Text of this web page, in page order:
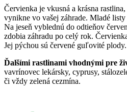
Červienka je vkusná a krásna
vynikne vo vašej záhrade. Mladé
Na jeseň vyblednú do odtieňov
zdobia záhradu po celý rok.
Jej pýchou sú červené guľovité plody.
Ďalšími rastlinami vhodnými pre
vavrínovec lekársky, cyprusy,
či vždy zelená cezmína.